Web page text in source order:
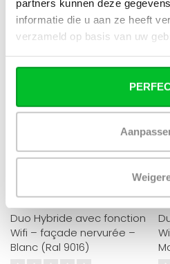
partners kunnen deze
informatie die u aan ze heeft
verzameld op basis van uw
RÉDUCTION -40%
Duo Hybride avec fonction
Wifi – façade nervurée –
Blanc (Ral 9016)